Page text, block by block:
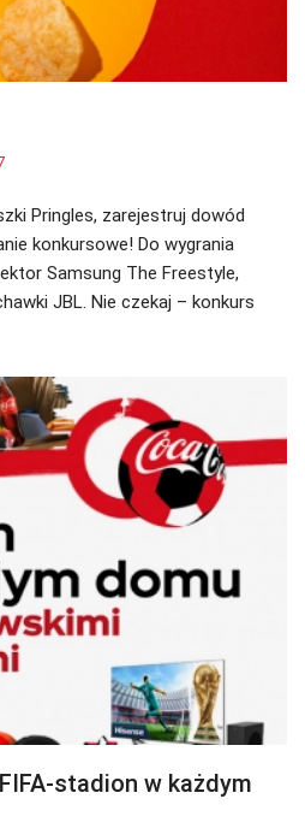
Pringles, zarejestruj dowód
konkursowe! Do wygrania
Samsung The Freestyle,
JBL. Nie czekaj – konkurs
stadion w każdym